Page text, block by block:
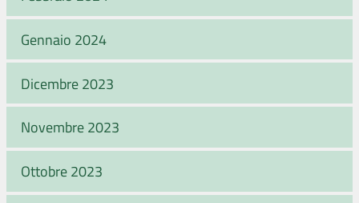
Gennaio 2024
Dicembre 2023
Novembre 2023
Ottobre 2023